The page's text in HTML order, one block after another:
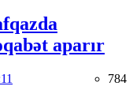
aparır
784